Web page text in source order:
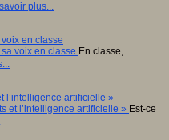
plus...
en classe
En classe,
l’intelligence artificielle »
Est-ce